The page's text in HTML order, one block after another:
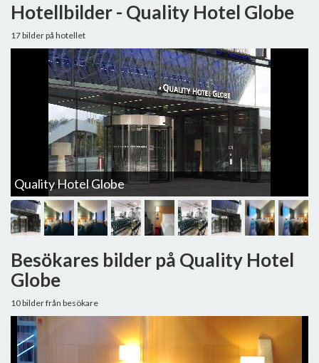
Hotellbilder - Quality Hotel Globe
17 bilder på hotellet
Quality Hotel Globe
Besökares bilder på Quality Hotel
Globe
10 bilder från besökare